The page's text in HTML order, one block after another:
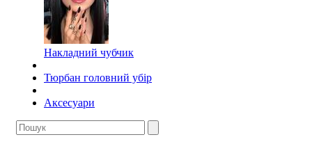
Накладний чубчик
Тюрбан головний убір
Аксесуари